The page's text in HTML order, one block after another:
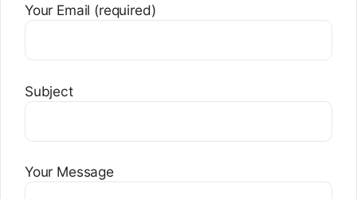
Your Email (required)
Subject
Your Message